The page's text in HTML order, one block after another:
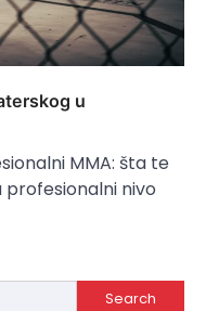
u
MMA: šta te
nivo
Search